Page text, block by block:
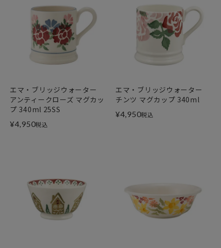
エマ・ブリッジウォーター
アンティークローズ マグカッ
プ 340ml 25SS
¥4,950税込
エマ・ブリッジウォーター
チンツ マグカップ 340ml
¥4,950税込